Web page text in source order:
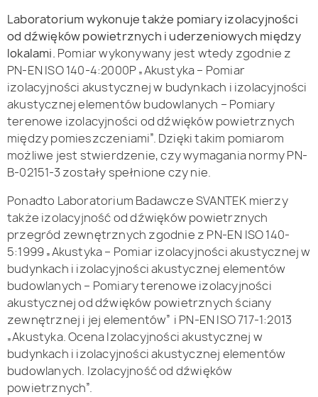
Laboratorium wykonuje także pomiary izolacyjności
od dźwięków powietrznych i uderzeniowych między
lokalami. Pomiar wykonywany jest wtedy zgodnie z
PN-EN ISO 140-4:2000P „Akustyka – Pomiar
izolacyjności akustycznej w budynkach i izolacyjności
akustycznej elementów budowlanych – Pomiary
terenowe izolacyjności od dźwięków powietrznych
między pomieszczeniami”. Dzięki takim pomiarom
możliwe jest stwierdzenie, czy wymagania normy PN-
B-02151-3 zostały spełnione czy nie.
Ponadto Laboratorium Badawcze SVANTEK mierzy
także izolacyjność od dźwięków powietrznych
przegród zewnętrznych zgodnie z PN-EN ISO 140-
5:1999 „Akustyka – Pomiar izolacyjności akustycznej w
budynkach i izolacyjności akustycznej elementów
budowlanych – Pomiary terenowe izolacyjności
akustycznej od dźwięków powietrznych ściany
zewnętrznej i jej elementów” i PN-EN ISO 717-1:2013
„Akustyka. Ocena Izolacyjności akustycznej w
budynkach i izolacyjności akustycznej elementów
budowlanych. Izolacyjność od dźwięków
powietrznych”.